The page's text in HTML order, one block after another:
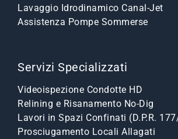
Lavaggio Idrodinamico Canal-Jet
Assistenza Pompe Sommerse
Servizi Specializzati
Videoispezione Condotte HD
Relining e Risanamento No-Dig
Lavori in Spazi Confinati (D.P.R.
Prosciugamento Locali Allagati